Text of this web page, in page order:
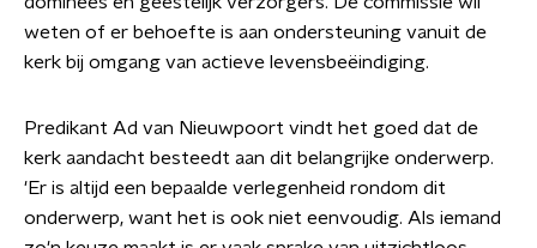
weten of er behoefte is aan ondersteuning vanuit de
kerk bij omgang van actieve levensbeëindiging.
Predikant Ad van Nieuwpoort vindt het goed dat de
kerk aandacht besteedt aan dit belangrijke onderwerp.
'Er is altijd een bepaalde verlegenheid rondom dit
onderwerp, want het is ook niet eenvoudig. Als iemand